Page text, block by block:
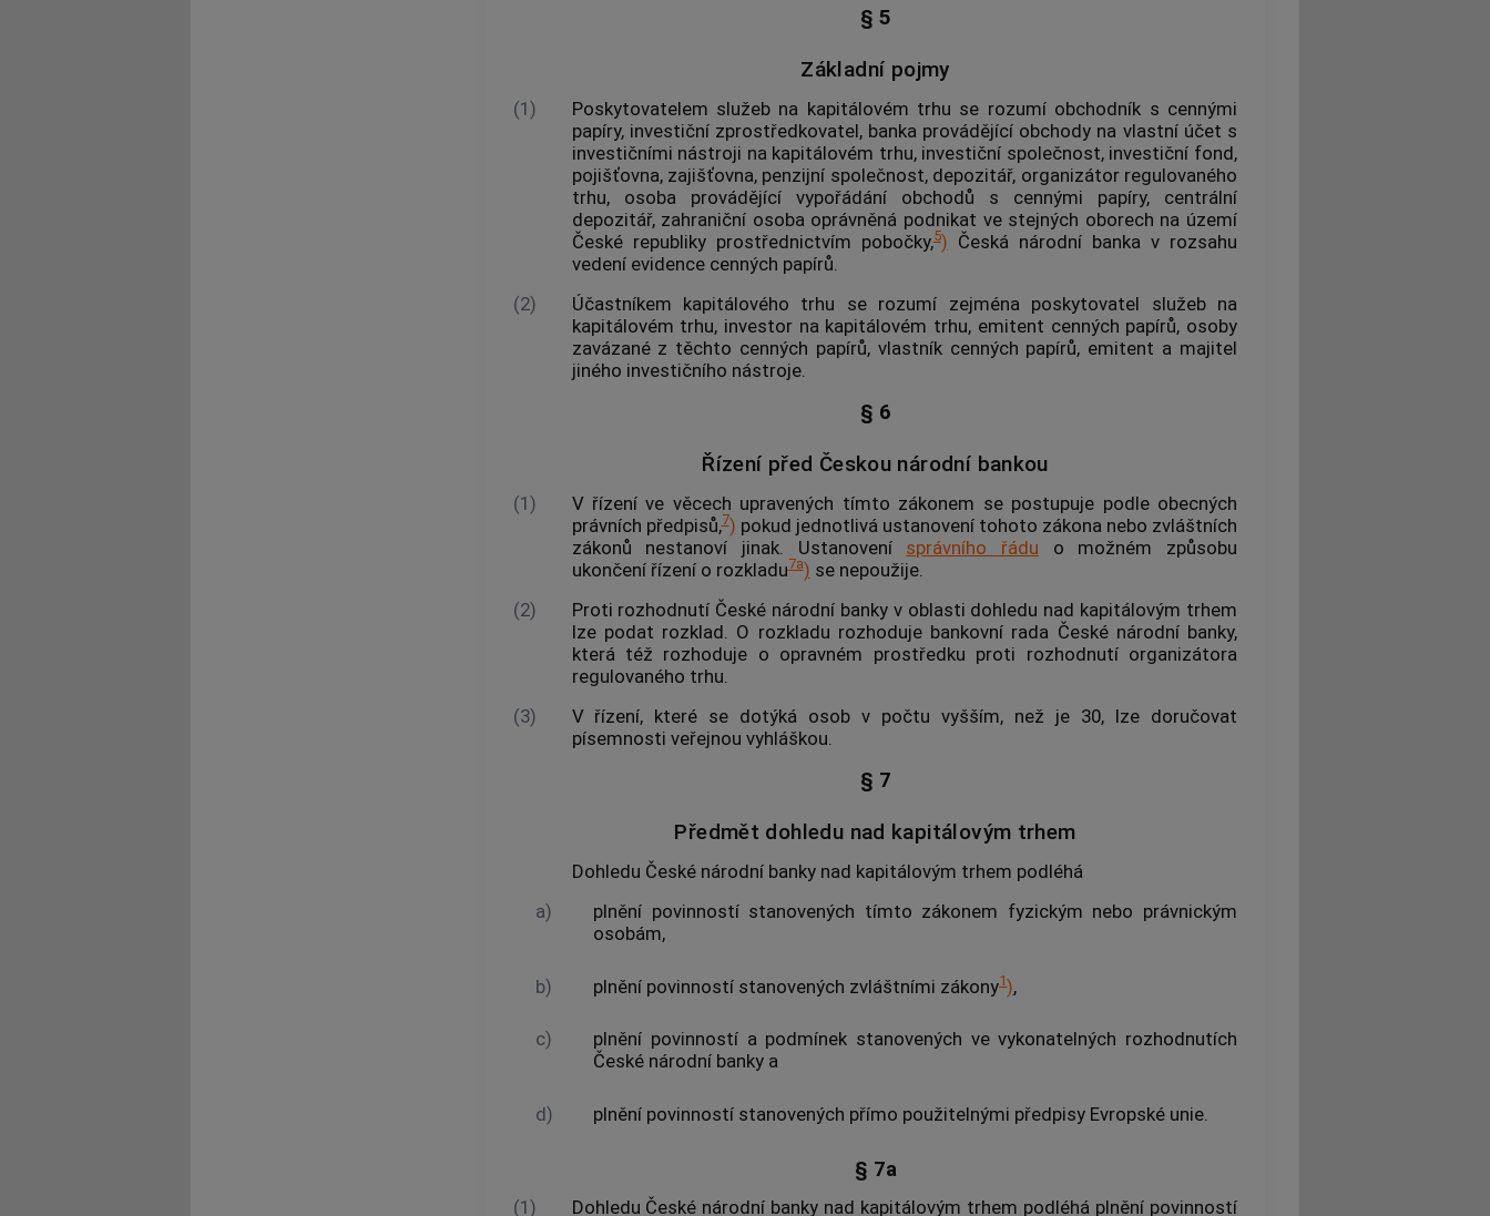
§ 5
Základní pojmy
(1)
Poskytovatelem služeb na kapitálovém trhu se rozumí obchodník s cennými
papíry, investiční zprostředkovatel, banka provádějící obchody na vlastní účet s
investičními nástroji na kapitálovém trhu, investiční společnost, investiční fond,
pojišťovna, zajišťovna, penzijní společnost, depozitář, organizátor regulovaného
trhu, osoba provádějící vypořádání obchodů s cennými papíry, centrální
depozitář, zahraniční osoba oprávněná podnikat ve stejných oborech na území
České republiky prostřednictvím pobočky,5) Česká národní banka v rozsahu
vedení evidence cenných papírů.
(2)
Účastníkem kapitálového trhu se rozumí zejména poskytovatel služeb na
kapitálovém trhu, investor na kapitálovém trhu, emitent cenných papírů, osoby
zavázané z těchto cenných papírů, vlastník cenných papírů, emitent a majitel
jiného investičního nástroje.
§ 6
Řízení před Českou národní bankou
(1)
V řízení ve věcech upravených tímto zákonem se postupuje podle obecných
právních předpisů,7) pokud jednotlivá ustanovení tohoto zákona nebo zvláštních
zákonů nestanoví jinak. Ustanovení správního řádu o možném způsobu
ukončení řízení o rozkladu7a) se nepoužije.
(2)
Proti rozhodnutí České národní banky v oblasti dohledu nad kapitálovým trhem
lze podat rozklad. O rozkladu rozhoduje bankovní rada České národní banky,
která též rozhoduje o opravném prostředku proti rozhodnutí organizátora
regulovaného trhu.
(3)
V řízení, které se dotýká osob v počtu vyšším, než je 30, lze doručovat
písemnosti veřejnou vyhláškou.
§ 7
Předmět dohledu nad kapitálovým trhem
Dohledu České národní banky nad kapitálovým trhem podléhá
a)
plnění povinností stanovených tímto zákonem fyzickým nebo právnickým
osobám,
b) plnění povinností stanovených zvláštními zákony1),
c)
plnění povinností a podmínek stanovených ve vykonatelných rozhodnutích
České národní banky a
d) plnění povinností stanovených přímo použitelnými předpisy Evropské unie.
§ 7a
(1) Dohledu České národní banky nad kapitálovým trhem podléhá plnění povinností